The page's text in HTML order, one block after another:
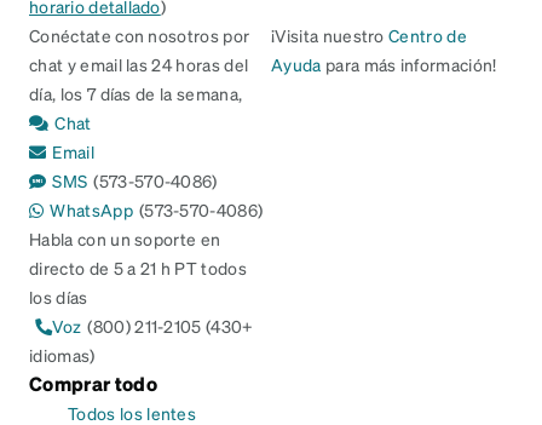
horario detallado)
Conéctate con nosotros por
chat y email las 24 horas del
día, los 7 días de la semana,
Chat
Email
SMS (573-570-4086)
WhatsApp (573-570-4086)
Habla con un soporte en
directo de 5 a 21 h PT todos
los días
Voz (800) 211-2105 (430+
idiomas)
¡Visita nuestroCentro de
Ayuda para más información!
Comprar todo
Todos los lentes